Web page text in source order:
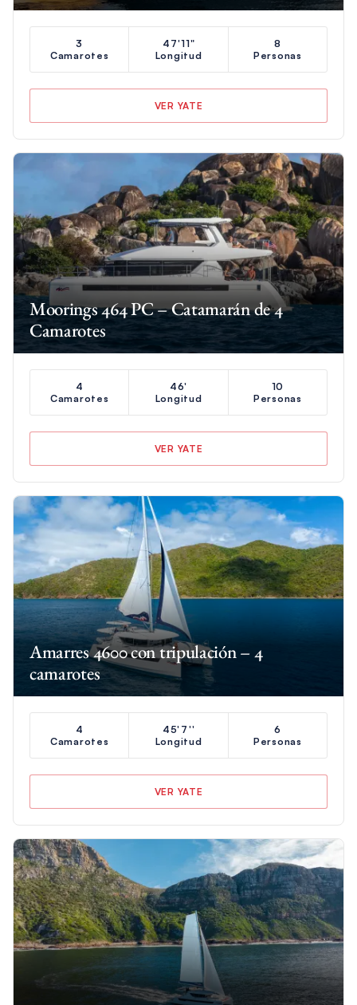
3
Camarotes
47'11"
Longitud
8
Personas
VER YATE
Moorings 464 PC – Catamarán de 4
Camarotes
4
Camarotes
46'
Longitud
10
Personas
VER YATE
Amarres 4600 con tripulación – 4
camarotes
4
Camarotes
45'7''
Longitud
6
Personas
VER YATE